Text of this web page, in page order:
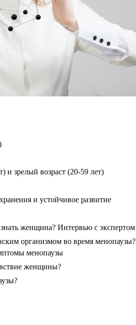
и зрелый возраст (20-59 лет)
и устойчивое развитие
женщина? Интервью с экспертом
организмом во время менопаузы?
менопаузы
женщины?